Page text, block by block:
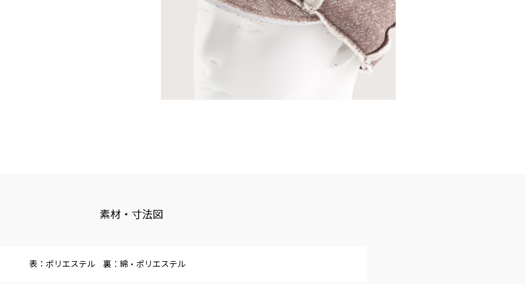
素材・寸法図
表：ポリエステル 裏：綿・ポリエステル